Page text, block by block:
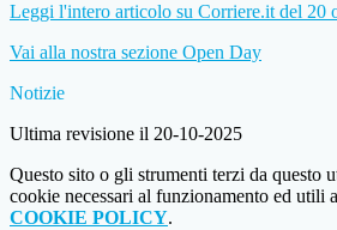
Leggi l'intero articolo su Corriere.it del 20
Vai alla nostra sezione Open Day
Notizie
Ultima revisione il 20-10-2025
Questo sito o gli strumenti terzi da questo
cookie necessari al funzionamento ed utili
COOKIE POLICY.